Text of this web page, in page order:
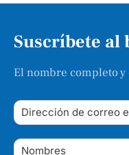
Suscríbete al
El nombre completo